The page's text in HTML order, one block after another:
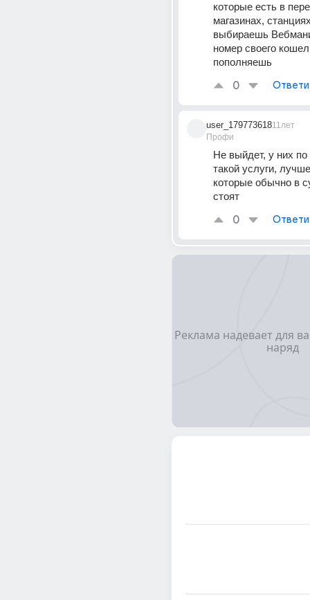
которые есть в
магазинах,
выбираешь
номер своего
пополняешь
0
user_179773618
Профи
11лет
Не выйдет, у них
такой услуги,
которые обычно в
стоят
0